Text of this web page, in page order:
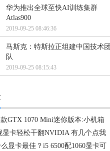
华为推出全球至快AI训练集群
Atlas900
2019-09-25 08:46:36
马斯克：特斯拉正组建中国技术团
队
2019-09-25 08:15:43
GTX 1070 Mini迷你版本:小机箱
显卡轻松干翻NVIDIA 有几个点我
显卡最佳？i5 6500配1060显卡可